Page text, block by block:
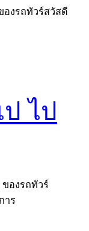
องรถทัวร์สวัสดี
ไป
องรถทัวร์
าร